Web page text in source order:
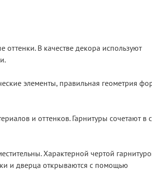
В качестве декора используют
элементы, правильная геометрия
и оттенков. Гарнитуры сочетают в
Характерной чертой
и дверца открываются с помощью